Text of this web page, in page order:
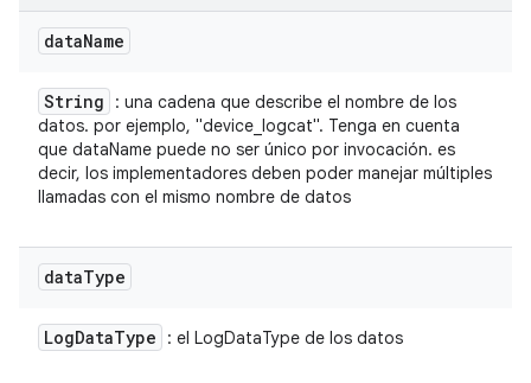
dataName
String
: una cadena que describe el nombre de los
datos. por ejemplo, "device_logcat". Tenga en cuenta
que dataName puede no ser único por invocación. es
decir, los implementadores deben poder manejar múltiples
llamadas con el mismo nombre de datos
dataType
LogDataType : el LogDataType de los datos